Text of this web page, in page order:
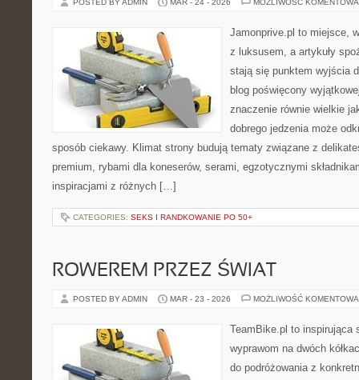
POSTED BY ADMIN MAR - 24 - 2026 MOŻLIWOŚĆ
Jamonprive.pl to miejsce,
z luksusem, a artykuły
stają się punktem wyjścia
blog poświęcony
znaczenie równie wielkie
dobrego jedzenia może
sposób ciekawy. Klimat strony budują tematy związane z
premium, rybami dla koneserów, serami, egzotycznymi
inspiracjami z różnych […]
CATEGORIES: SEKS I RANDKOWANIE PO 50+
ROWEREM PRZEZ ŚWIAT
POSTED BY ADMIN MAR - 23 - 2026 MOŻLIWOŚĆ
TeamBike.pl to inspirująca
wyprawom na dwóch
do podróżowania z